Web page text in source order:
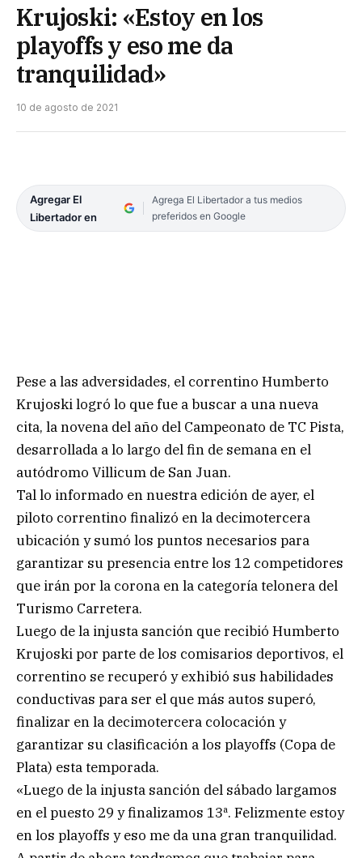
Krujoski: «Estoy en los
playoffs y eso me da
tranquilidad»
10 de agosto de 2021
Agregar El
Libertador en
Agrega El Libertador a tus medios
preferidos en Google
Pese a las adversidades, el correntino Humberto
Krujoski logró lo que fue a buscar a una nueva
cita, la novena del año del Campeonato de TC Pista,
desarrollada a lo largo del fin de semana en el
autódromo Villicum de San Juan.
Tal lo informado en nuestra edición de ayer, el
piloto correntino finalizó en la decimotercera
ubicación y sumó los puntos necesarios para
garantizar su presencia entre los 12 competidores
que irán por la corona en la categoría telonera del
Turismo Carretera.
Luego de la injusta sanción que recibió Humberto
Krujoski por parte de los comisarios deportivos, el
correntino se recuperó y exhibió sus habilidades
conductivas para ser el que más autos superó,
finalizar en la decimotercera colocación y
garantizar su clasificación a los playoffs (Copa de
Plata) esta temporada.
«Luego de la injusta sanción del sábado largamos
en el puesto 29 y finalizamos 13ª. Felizmente estoy
en los playoffs y eso me da una gran tranquilidad.